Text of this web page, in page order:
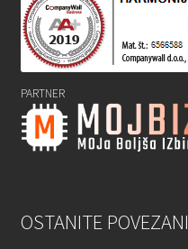
PARTNER
OSTANITE POVEZANI